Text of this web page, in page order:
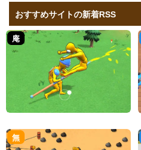
おすすめサイトの新着RSS
庵
無